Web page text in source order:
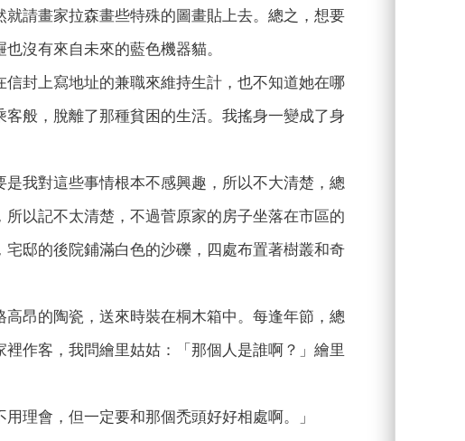
請畫家拉森畫些特殊的圖畫貼上去。總之，想要
沒有來自未來的藍色機器貓。
封上寫地址的兼職來維持生計，也不知道她在哪
般，脫離了那種貧困的生活。我搖身一變成了身
我對這些事情根本不感興趣，所以不大清楚，總
以記不太清楚，不過菅原家的房子坐落在市區的
邸的後院鋪滿白色的沙礫，四處布置著樹叢和奇
昂的陶瓷，送來時裝在桐木箱中。每逢年節，總
作客，我問繪里姑姑：「那個人是誰啊？」繪里
理會，但一定要和那個禿頭好好相處啊。」